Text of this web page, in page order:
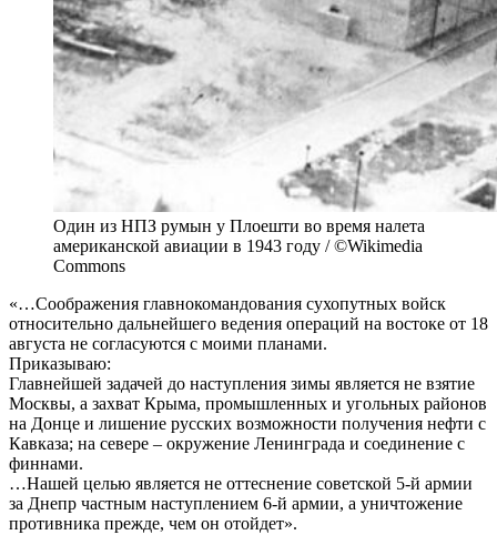
Один из НПЗ румын у Плоешти во время налета
американской авиации в 1943 году / ©Wikimedia
Commons
«…Соображения главнокомандования сухопутных войск
относительно дальнейшего ведения операций на востоке от 18
августа не согласуются с моими планами.
Приказываю:
Главнейшей задачей до наступления зимы является не взятие
Москвы, а захват Крыма, промышленных и угольных районов
на Донце и лишение русских возможности получения нефти с
Кавказа; на севере – окружение Ленинграда и соединение с
финнами.
…Нашей целью является не оттеснение советской 5-й армии
за Днепр частным наступлением 6-й армии, а уничтожение
противника прежде, чем он отойдет».